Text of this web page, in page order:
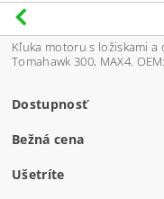
Kľuka motoru s ložiskami a
Tomahawk 300, MAX4.
Dostupnosť
Bežná cena
Ušetríte